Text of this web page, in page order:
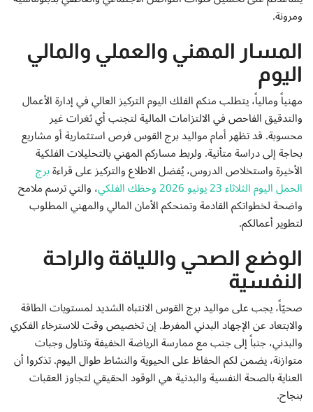
ومرونة.
المسار المهني والعملي والمالي
اليوم
مهنياً ومالياً، يتطلب منكم الفلك اليوم التركيز العالي في إدارة الأعمال
والتدقيق الفاحص في الالتزامات المالية لتجنب أي ثغرات غير
محسوبة. قد تظهر أمام مواليد برج القوس فرص استثمارية أو مشاريع
بحاجة إلى دراسة متأنية. ولربط مساركم المهني بالتحليلات الفلكية
الأخيرة واستخلاص الدروس، يُفضل الاطلاع والتركيز على قراءةبرج
الحمل اليوم الثلاثاء 23 يونيو 2026 وحظك الفلكي ، والتي ترسم ملامح
واضحة لخطواتكم القادمة وتمنحكم الأمان المالي والمهني المطلوب
لتطوير أعمالكم.
الوضع الصحي واللياقة والراحة
النفسية
صحيّاً، يجب على مواليد برج القوس الانتباه الشديد لمستويات الطاقة
والابتعاد عن الإجهاد البدني المفرط. إن تخصيص وقت للاسترخاء الفكري
والبدني، جنباً إلى جنب مع ممارسة الرياضة الخفيفة وتناول وجبات
متوازنة، يضمن لكم الحفاظ على الحيوية والنشاط طوال اليوم. تذكروا أن
العناية بالصحة النفسية والبدنية هي الوقود الحقيقي لتجاوز العقبات
بنجاح.